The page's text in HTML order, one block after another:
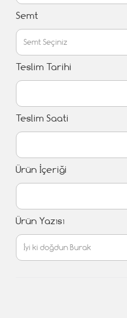
Semt
Teslim Tarihi
Teslim Saati
Ürün İçeriği
Ürün Yazısı